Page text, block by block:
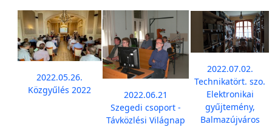
2022.05.26.
Közgyűlés 2022
2022.06.21
Szegedi csoport -
Távközlési Világnap
2022.07.02.
Technikatört. szo.
Elektronikai
gyűjtemény,
Balmazújváros